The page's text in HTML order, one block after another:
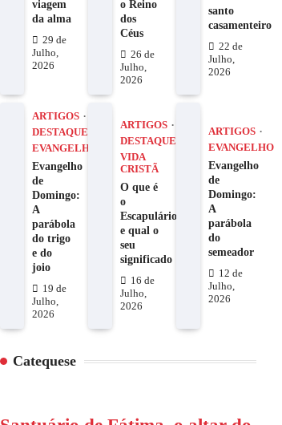
viagem
da alma
29 de
Julho,
2026
o Reino
dos
Céus
26 de
Julho,
2026
santo
casamenteiro
22 de
Julho,
2026
ARTIGOS
DESTAQUES
EVANGELHO
Evangelho
de
Domingo:
A
parábola
do trigo
e do
joio
19 de
Julho,
2026
ARTIGOS
DESTAQUES
VIDA
CRISTÃ
O que é
o
Escapulário
e qual o
seu
significado
16 de
Julho,
2026
ARTIGOS
EVANGELHO
Evangelho
de
Domingo:
A
parábola
do
semeador
12 de
Julho,
2026
Catequese